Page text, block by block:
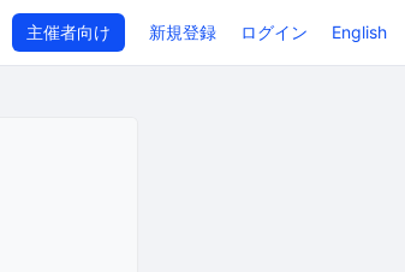
主催者向け 新規登録 ログイン English